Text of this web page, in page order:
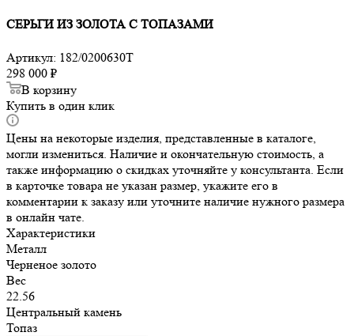
СЕРЬГИ ИЗ ЗОЛОТА С ТОПАЗАМИ
Артикул: 182/0200630Т
298 000 ₽
В корзину
Купить в один клик
Цены на некоторые изделия, представленные в каталоге,
могли измениться. Наличие и окончательную стоимость, а
также информацию о скидках уточняйте у консультанта. Если
в карточке товара не указан размер, укажите его в
комментарии к заказу или уточните наличие нужного размера
в онлайн чате.
Характеристики
Металл
Черненое золото
Вес
22.56
Центральный камень
Топаз